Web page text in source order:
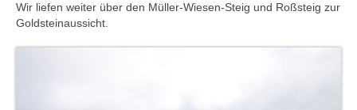
Wir liefen weiter über den Müller-Wiesen-Steig und Roßsteig zur
Goldsteinaussicht.